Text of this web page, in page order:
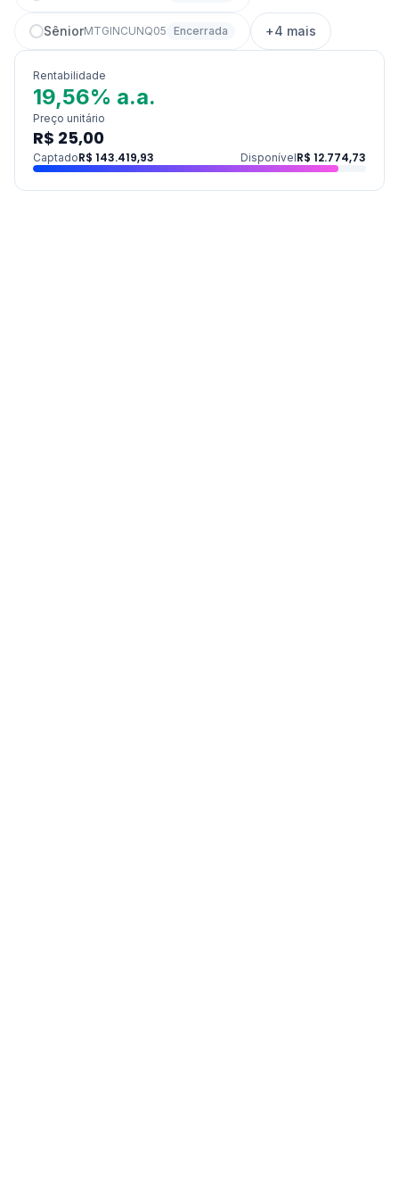
SêniorMTGINCUNQ05 Encerrada +4 mais
Rentabilidade
19,56% a.a.
Preço unitário
R$ 25,00
CaptadoR$ 143.419,93 DisponívelR$ 12.774,73